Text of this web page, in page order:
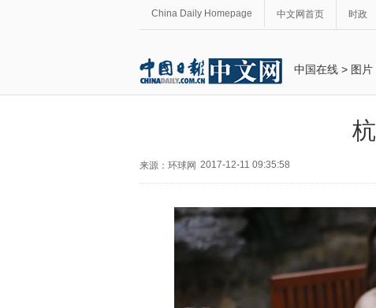
China Daily Homepage 中文网首页 时政
中国在线 > 图片
来源：环球网 2017-12-11 09:35:58